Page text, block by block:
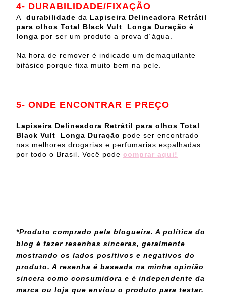
4- DURABILIDADE/FIXAÇÃO
A durabilidade da Lapiseira Delineadora Retrátil
para olhos Total Black Vult Longa Duração é
longa por ser um produto a prova d´água.
Na hora de remover é indicado um demaquilante
bifásico porque fixa muito bem na pele.
5- ONDE ENCONTRAR E PREÇO
Lapiseira Delineadora Retrátil para olhos Total
Black Vult Longa Duração pode ser encontrado
nas melhores drogarias e perfumarias espalhadas
por todo o Brasil. Você pode comprar aqui!
*Produto comprado pela blogueira. A política do
blog é fazer resenhas sinceras, geralmente
mostrando os lados positivos e negativos do
produto. A resenha é baseada na minha opinião
sincera como consumidora e é independente da
marca ou loja que enviou o produto para testar.